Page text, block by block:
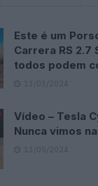
Este é um
Carrera RS 2.7
todos podem
13/03/2024
Vídeo – Tesla
Nunca vimos
13/05/2024